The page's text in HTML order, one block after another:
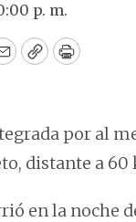
p. m.
EmailCopyPrint
por al
distante a
en la noche